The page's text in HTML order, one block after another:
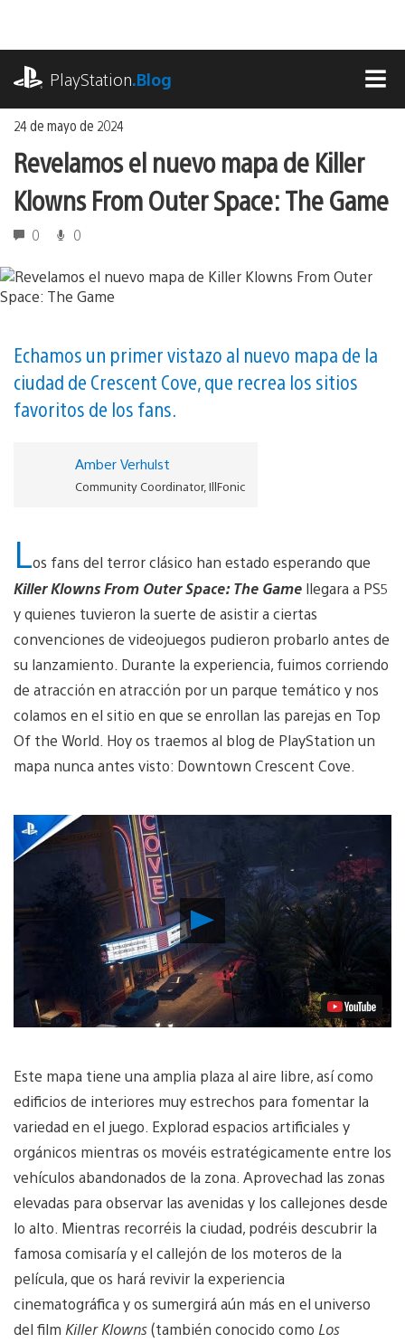
contenido
PlayStation.Blog
24 de mayo de 2024
Revelamos el nuevo mapa de Killer
Klowns From Outer Space: The Game
0 0
Echamos un primer vistazo al nuevo mapa de la
ciudad de Crescent Cove, que recrea los sitios
favoritos de los fans.
Amber Verhulst
Community Coordinator, IllFonic
Los fans del terror clásico han estado esperando que
Killer Klowns From Outer Space: The Game llegara a PS5
y quienes tuvieron la suerte de asistir a ciertas
convenciones de videojuegos pudieron probarlo antes de
su lanzamiento. Durante la experiencia, fuimos corriendo
de atracción en atracción por un parque temático y nos
colamos en el sitio en que se enrollan las parejas en Top
Of the World. Hoy os traemos al blog de PlayStation un
mapa nunca antes visto: Downtown Crescent Cove.
Reproducir
vídeo
Este mapa tiene una amplia plaza al aire libre, así como
edificios de interiores muy estrechos para fomentar la
variedad en el juego. Explorad espacios artificiales y
orgánicos mientras os movéis estratégicamente entre los
vehículos abandonados de la zona. Aprovechad las zonas
elevadas para observar las avenidas y los callejones desde
lo alto. Mientras recorréis la ciudad, podréis descubrir la
famosa comisaría y el callejón de los moteros de la
película, que os hará revivir la experiencia
cinematográfica y os sumergirá aún más en el universo
del film Killer Klowns(también conocido como Los